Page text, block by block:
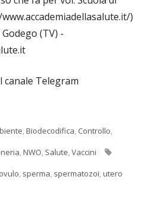
)
(TV) -
canale Telegram
,Biodecodifica, Controllo,
,NWO, Salute,Vaccini
ovulo, sperma, spermatozoi,utero